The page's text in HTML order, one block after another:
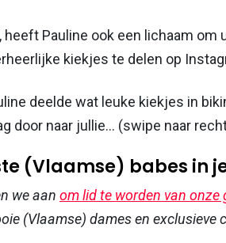
Pauline ook een lichaam om
kiekjes te delen op
deelde wat leuke kiekjes in
door naar jullie... (swipe naar
(Vlaamse) babes in
we aan om lid te worden van onze
(Vlaamse) dames en exclusieve